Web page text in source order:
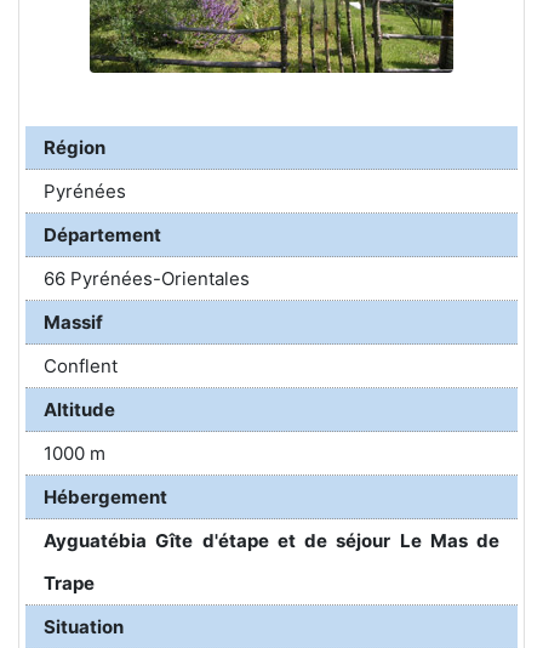
Région
Pyrénées
Département
66 Pyrénées-Orientales
Massif
Conflent
Altitude
1000 m
Hébergement
Ayguatébia Gîte d'étape et de séjour Le Mas de
Trape
Situation